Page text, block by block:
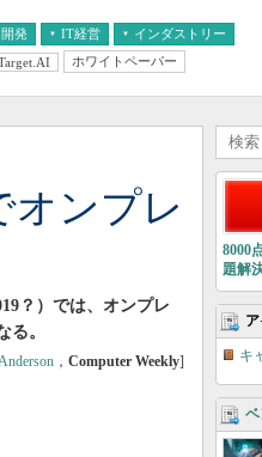
発 IT経営 インダストリー
ホワイトペーパー
オンプレ
？）では、オンプレ
る。
， Computer Weekly]
8000
題解
キ
ベ